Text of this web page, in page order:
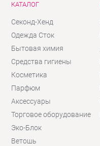
КАТАЛОГ
Секонд-Хенд
Одежда Сток
Бытовая химия
Средства гигиены
Косметика
Парфюм
Аксессуары
Торговое оборудование
Эко-Блок
Ветошь